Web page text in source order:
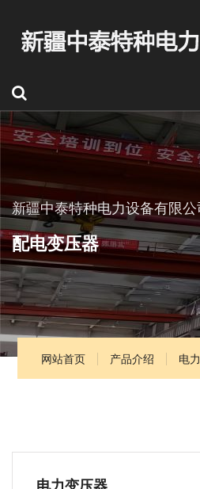
新疆中泰特种电力设备有限公
配电变压器
网站首页 产品介绍 电
电力变压器